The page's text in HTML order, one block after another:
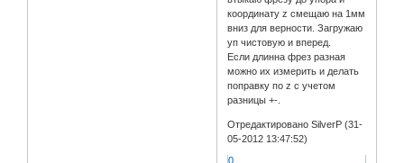
координату z смещаю на 1мм
вниз для верности. Загружаю
уп чистовую и вперед.
Если длинна фрез разная
можно их измерить и делать
поправку по z с учетом
разницы +-.
Отредактировано SilverP (31-
05-2012 13:47:52)
0